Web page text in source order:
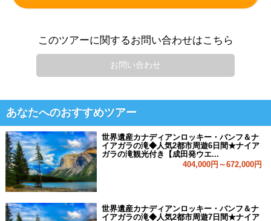
このツアーに関するお問い合わせはこちら
お問い合わせ
あなたへのおすすめツアー
世界遺産カナディアンロッキー・バンフ＆ナ
イアガラの滝◆人気2都市周遊6日間★ナイア
ガラの滝観光付き【成田発ウエ...
404,000円～672,000円
世界遺産カナディアンロッキー・バンフ＆ナ
イアガラの滝◆人気2都市周遊7日間★ナイア